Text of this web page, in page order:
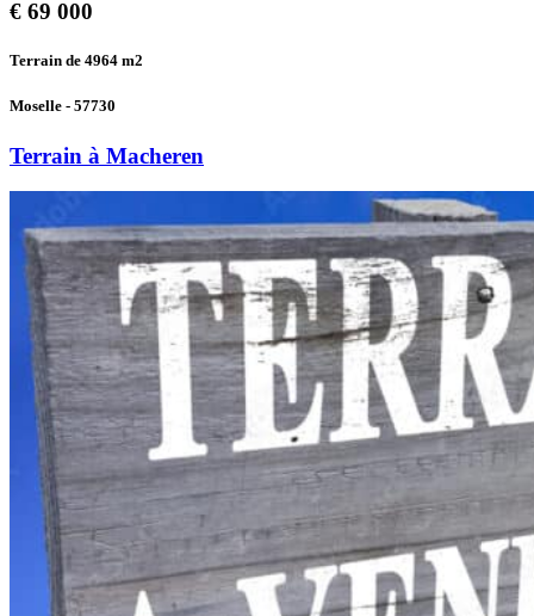
€ 69 000
Terrain de 4964 m2
Moselle - 57730
Terrain à Macheren